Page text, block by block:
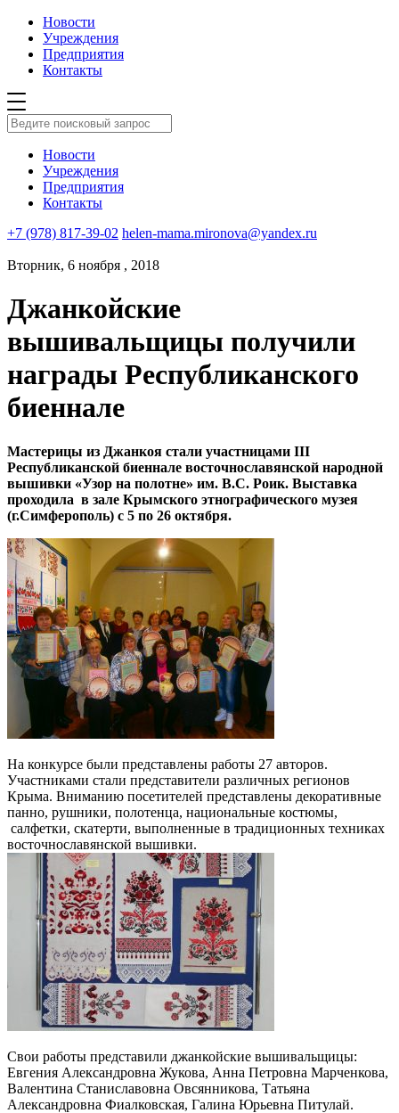
Новости
Учреждения
Предприятия
Контакты
Новости
Учреждения
Предприятия
Контакты
+7 (978) 817-39-02 helen-mama.mironova@yandex.ru
Вторник, 6 ноября , 2018
Джанкойские
вышивальщицы получили
награды Республиканского
биеннале
Мастерицы из Джанкоя стали участницами III
Республиканской биеннале восточнославянской народной
вышивки «Узор на полотне» им. В.С. Роик. Выставка
проходила в зале Крымского этнографического музея
(г.Симферополь) с 5 по 26 октября.
На конкурсе были представлены работы 27 авторов.
Участниками стали представители различных регионов
Крыма. Вниманию посетителей представлены декоративные
панно, рушники, полотенца, национальные костюмы,
салфетки, скатерти, выполненные в традиционных техниках
восточнославянской вышивки.
Свои работы представили джанкойские вышивальщицы:
Евгения Александровна Жукова, Анна Петровна Марченкова,
Валентина Станиславовна Овсянникова, Татьяна
Александровна Фиалковская, Галина Юрьевна Питулай.